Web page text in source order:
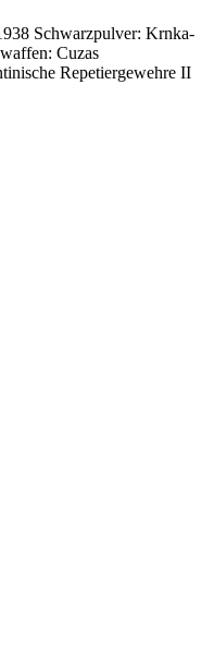
Schwarzpulver: Krnka-
Cuzas
Repetiergewehre II